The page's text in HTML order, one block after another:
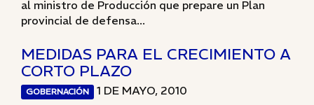
al ministro de Producción que prepare un Plan
provincial de defensa...
MEDIDAS PARA EL CRECIMIENTO A
CORTO PLAZO
GOBERNACIÓN
1 DE MAYO, 2010